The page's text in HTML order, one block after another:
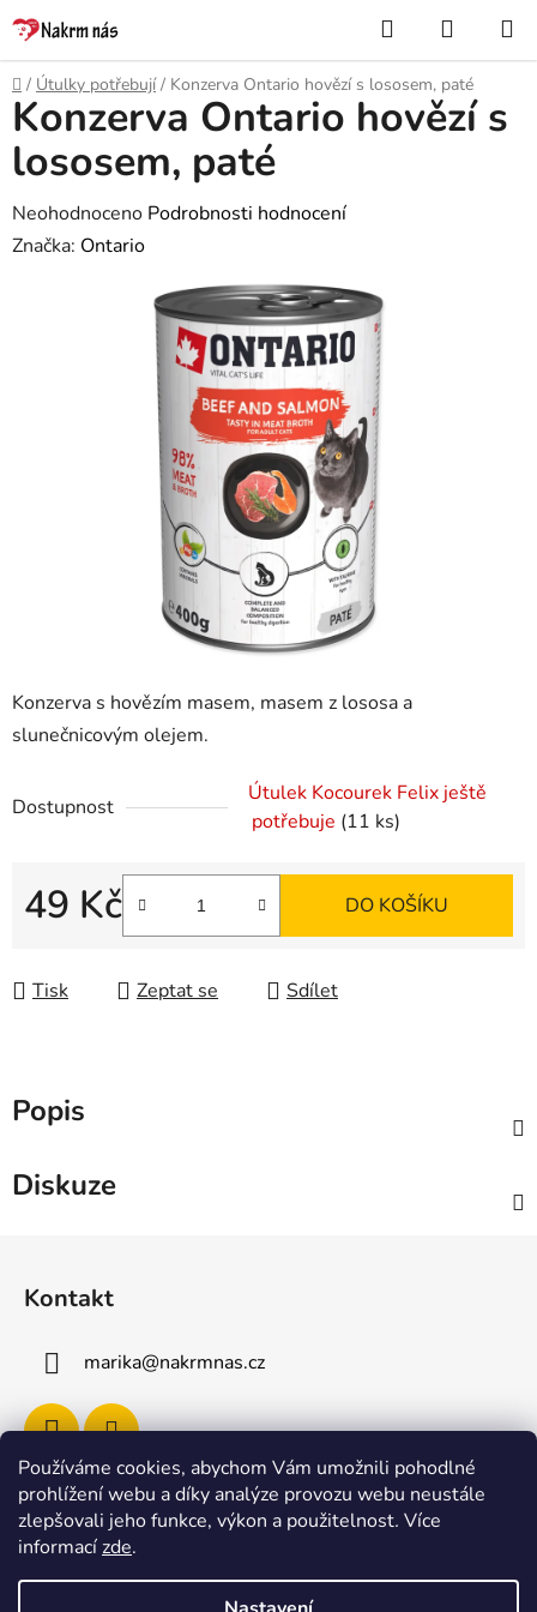
Používáme cookies, abychom Vám umožnili pohodlné
prohlížení webu a díky analýze provozu webu neustále
zlepšovali jeho funkce, výkon a použitelnost. Více
informacízde.
Přejít
na
obsah
Hledat
KOŠÍK
Domů
/ Útulky potřebují / Konzerva Ontario hovězí s lososem, paté
Konzerva s hovězím masem, masem z lososa a
slunečnicovým olejem.
Dostupnost
Útulek Kocourek Felix ještě
potřebuje (11 ks)
49 Kč
Měrná cena:
DO KOŠÍKU
Tisk Zeptat se Sdílet
Konzerva Ontario hovězí s
lososem, paté
Průměrné
hodnocení
Neohodnoceno Podrobnosti hodnocení
Značka: Ontario
Popis
Diskuze
Kontakt
marika@nakrmnas.cz
Facebook